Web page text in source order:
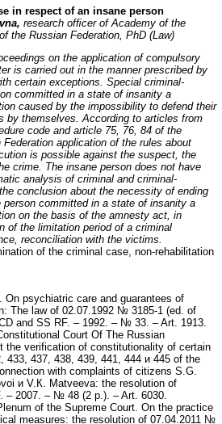
in respect of an insane person
research ofﬁcer of Academy of the
the Russian Federation, PhD (Law)
on the application of compulsory
is carried out in the manner prescribed by
certain exceptions. Special criminal-
committed in a state of insanity a
caused by the impossibility to defend their
by themselves. According to articles from
code and article 75, 76, 84 of the
application of the rules about
is possible against the suspect, the
crime. The insane person does not have
analysis of criminal and criminal-
conclusion about the necessity of ending
committed in a state of insanity a
on the basis of the amnesty act, in
of the limitation period of a criminal
reconciliation with the victims.
of the criminal case, non-rehabilitation
On psychiatric care and guarantees of
The law of 02.07.1992 № 3185-1 (ed. of
and SS RF. – 1992. – № 33. – Art. 1913.
Court Of The Russian
the verification of constitutionality of certain
433, 437, 438, 439, 441, 444 и 445 of the
with complaints of citizens S.G.
и V.К. Matveeva: the resolution of
– 2007. – № 48 (2 p.). – Art. 6030.
of the Supreme Court. On the practice
measures: the resolution of 07.04.2011 №